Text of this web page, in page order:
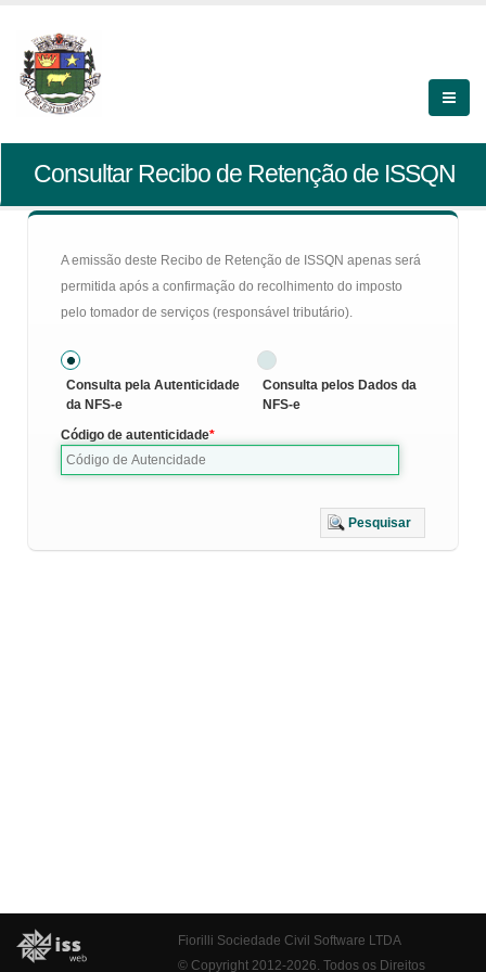
Consultar Recibo de Retenção de ISSQN
A emissão deste Recibo de Retenção de ISSQN apenas será
permitida após a confirmação do recolhimento do imposto
pelo tomador de serviços (responsável tributário).
Consulta pela Autenticidade
da NFS-e
Consulta pelos Dados da
NFS-e
Código de autenticidade
Pesquisar
Fiorilli Sociedade Civil Software LTDA
© Copyright 2012-2026. Todos os Direitos